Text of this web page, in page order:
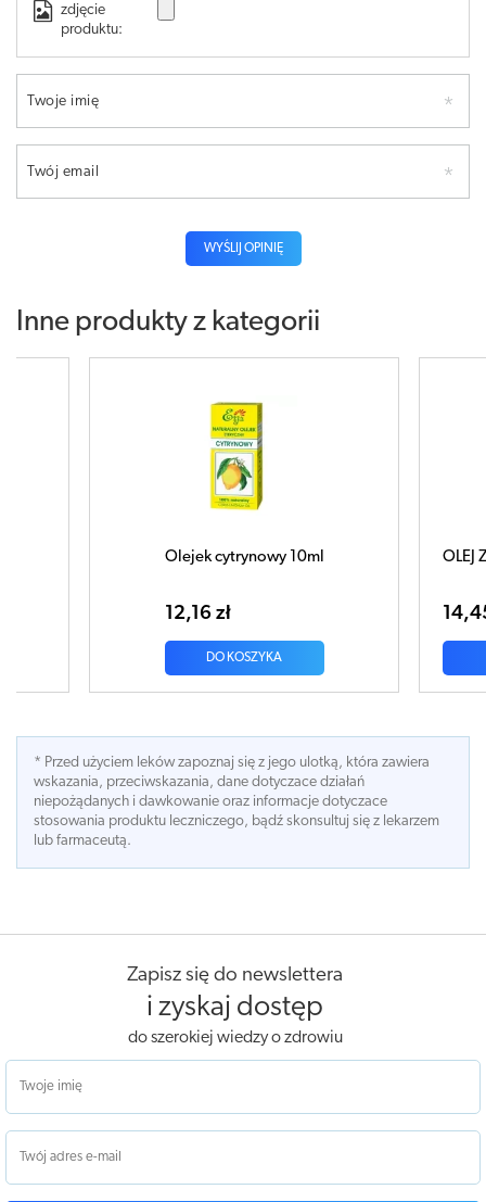
zdjęcie
produktu:
Twoje imię
Twój email
WYŚLIJ OPINIĘ
Inne produkty z kategorii
Olejek cytrynowy 10ml
12,16 zł
DO KOSZYKA
OLEJ
* Przed użyciem leków zapoznaj się z jego ulotką, która zawiera
wskazania, przeciwskazania, dane dotyczace działań
niepożądanych i dawkowanie oraz informacje dotyczace
stosowania produktu leczniczego, bądź skonsultuj się z lekarzem
lub farmaceutą.
Zapisz się do newslettera
i zyskaj dostęp
do szerokiej wiedzy o zdrowiu